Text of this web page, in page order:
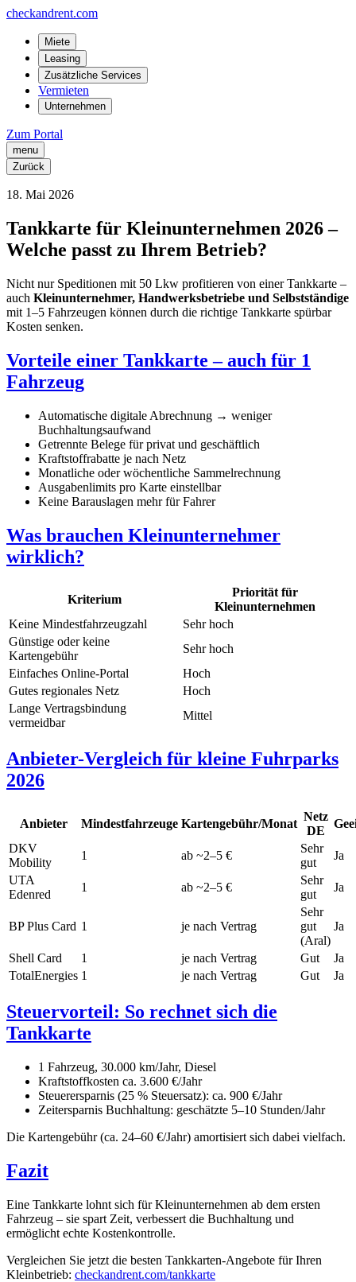
checkandrent.com
Miete
Leasing
Zusätzliche Services
Vermieten
Unternehmen
Zum Portal
menu
Zurück
18. Mai 2026
Tankkarte für Kleinunternehmen 2026 –
Welche passt zu Ihrem Betrieb?
Nicht nur Speditionen mit 50 Lkw profitieren von einer Tankkarte –
auch Kleinunternehmer, Handwerksbetriebe und Selbstständige
mit 1–5 Fahrzeugen können durch die richtige Tankkarte spürbar
Kosten senken.
Vorteile einer Tankkarte – auch für 1
Fahrzeug
Automatische digitale Abrechnung → weniger
Buchhaltungsaufwand
Getrennte Belege für privat und geschäftlich
Kraftstoffrabatte je nach Netz
Monatliche oder wöchentliche Sammelrechnung
Ausgabenlimits pro Karte einstellbar
Keine Barauslagen mehr für Fahrer
Was brauchen Kleinunternehmer
wirklich?
Kriterium
Priorität für
Kleinunternehmen
Keine Mindestfahrzeugzahl
Sehr hoch
Günstige oder keine
Kartengebühr
Sehr hoch
Einfaches Online-Portal
Hoch
Gutes regionales Netz
Hoch
Lange Vertragsbindung
vermeidbar
Mittel
Anbieter-Vergleich für kleine Fuhrparks
2026
Anbieter Mindestfahrzeuge Kartengebühr/Monat
Netz
DE
DKV
Mobility
1 ab ~2–5 €
Sehr
gut
Ja
UTA
Edenred
1 ab ~2–5 €
Sehr
gut
Ja
BP Plus Card 1 je nach Vertrag
Sehr
gut
(Aral)
Ja
Shell Card 1 je nach Vertrag Gut
Ja
TotalEnergies 1 je nach Vertrag Gut Ja
Steuervorteil: So rechnet sich die
Tankkarte
1 Fahrzeug, 30.000 km/Jahr, Diesel
Kraftstoffkosten ca. 3.600 €/Jahr
Steuerersparnis (25 % Steuersatz): ca. 900 €/Jahr
Zeitersparnis Buchhaltung: geschätzte 5–10 Stunden/Jahr
Die Kartengebühr (ca. 24–60 €/Jahr) amortisiert sich dabei vielfach.
Fazit
Eine Tankkarte lohnt sich für Kleinunternehmen ab dem ersten
Fahrzeug – sie spart Zeit, verbessert die Buchhaltung und
ermöglicht echte Kostenkontrolle.
Vergleichen Sie jetzt die besten Tankkarten-Angebote für Ihren
Kleinbetrieb: checkandrent.com/tankkarte